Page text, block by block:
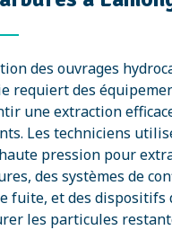
des ouvrages
requiert des
une extraction
Les techniciens
pression pour
des systèmes de
fuite, et des
les particules